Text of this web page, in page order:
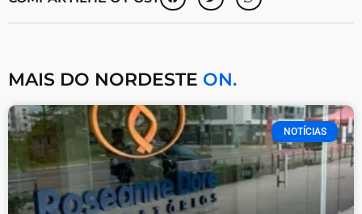
MAIS DO NORDESTE ON.
NOTÍCIAS